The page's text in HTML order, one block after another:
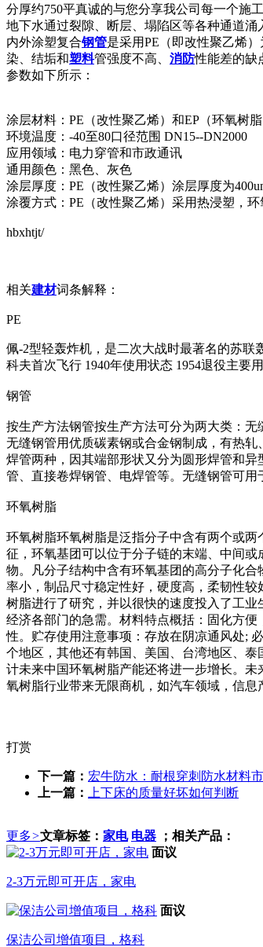
分厚约750平真诚的与您分享我公司每一个施
地下水通过裂隙、断层、塌陷区等各种通道涌
内外涂塑复合钢管是采用PE（即改性聚乙烯
染、结垢和塑料管强度不高、 消防性能差的缺
参数如下所示：
涂层材料：PE（改性聚乙烯）和EP（环氧树脂
环境温度：-40至80口径范围 DN15--DN2000
应用领域：电力穿管和市政通讯
通用颜色：黑色、灰色
涂层厚度：PE（改性聚乙烯）涂层厚度为
涂覆方式：PE（改性聚乙烯）采用热浸塑，
hbxhtjt/
相关建材词条解释：
PE
佩-2型轻轰炸机，是二次大战时最著名的苏联
科夫首次飞行 1940年使用状态 1954退役主要
钢管
按生产方法钢管按生产方法可分为两大类：
无缝钢管用优质碳素钢或合金钢制成，有热
焊管两种，因其端部形状又分为圆形焊管和
管、直接卷焊钢管、电焊管等。无缝钢管可
环氧树脂
环氧树脂环氧树脂是泛指分子中含有两个或
征，环氧基团可以位于分子链的末端、中间
物。凡分子结构中含有环氧基团的高分子化
率小，制品尺寸稳定性好，硬度高，柔韧性
树脂进行了研究，并以很快的速度投入了工
经济各部门的急需。材料特点概括：固化方
性。贮存使用注意事项：存放在阴凉通风处;
个地区，其他还有韩国、美国、台湾地区、
计未来中国环氧树脂产能还将进一步增长。未
氧树脂行业带来无限商机，如汽车领域，信息
打赏
下一篇： 宏牛防水：耐根穿刺防水材料
上一篇：
上下床的质量好坏如何判断
更多>文章标签： 家电 电器 ；相关产品：
面议
2-3万元即可开店，家电
面议
保洁公司增值项目，格科